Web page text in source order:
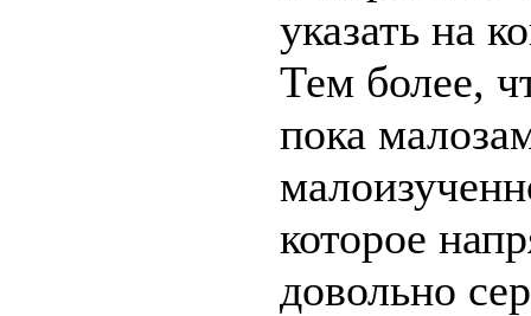
указать на
Тем более,
пока
которое
довольно